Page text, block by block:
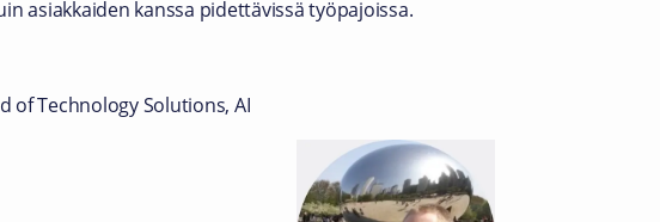
asiakkaiden kanssa pidettävissä työpajoissa.
of Technology Solutions, AI